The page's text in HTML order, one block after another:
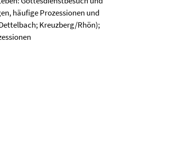
häufige Prozessionen und
Kreuzberg/Rhön);